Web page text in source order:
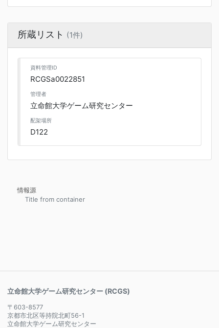
所蔵リスト (1件)
資料管理ID
RCGSa0022851
管理者
立命館大学ゲーム研究センター
配架場所
D122
情報源
Title from container
立命館大学ゲーム研究センター (RCGS)
〒603-8577
京都市北区等持院北町56-1
立命館大学ゲーム研究センター